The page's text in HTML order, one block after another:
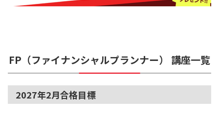
FP（ファイナンシャルプランナー） 講座一覧
2027年2月合格目標